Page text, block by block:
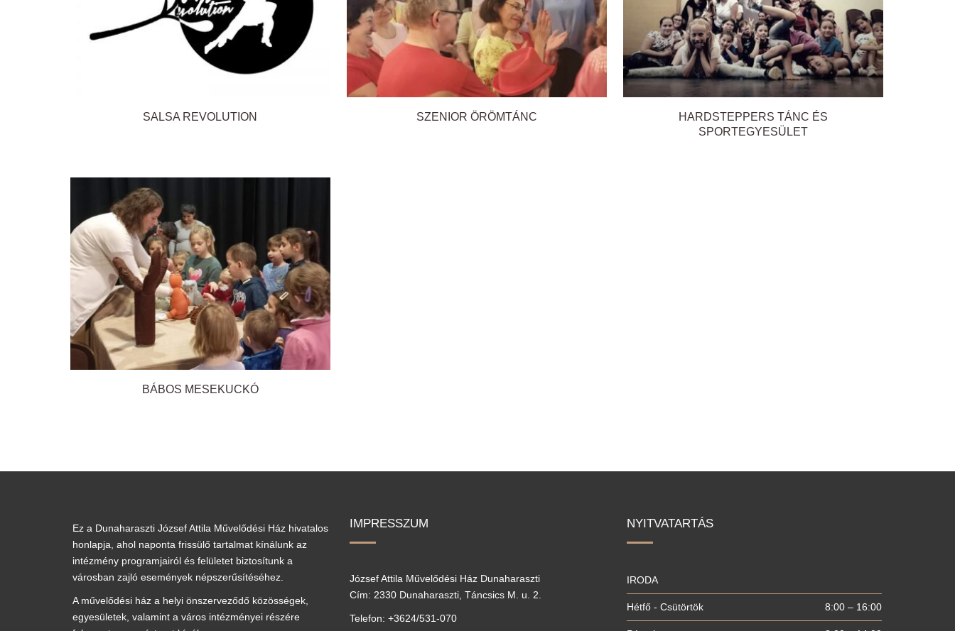
SALSA REVOLUTION SZENIOR ÖRÖMTÁNC
HARDSTEPPERS TÁNC ÉS
SPORTEGYESÜLET
BÁBOS MESEKUCKÓ
Ez a Dunaharaszti József Attila Művelődési Ház hivatalos
honlapja, ahol naponta frissülő tartalmat kínálunk az
intézmény programjairól és felületet biztosítunk a
városban zajló események népszerűsítéséhez.
A művelődési ház a helyi önszerveződő közösségek,
egyesületek, valamint a város intézményei részére
IMPRESSZUM
József Attila Művelődési Ház Dunaharaszti
Cím: 2330 Dunaharaszti, Táncsics M. u. 2.
Telefon: +3624/531-070
NYITVATARTÁS
IRODA
Hétfő - Csütörtök 8:00 – 16:00